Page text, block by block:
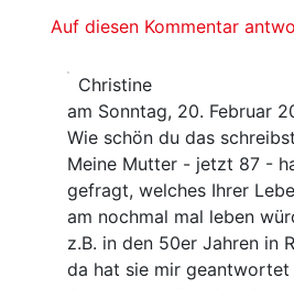
Auf diesen Kommentar
Christine
am Sonntag, 20. Februar
Wie schön du das
Meine Mutter - jetzt 87 -
gefragt, welches Ihrer
am nochmal mal leben
z.B. in den 50er Jahren in
da hat sie mir geantwortet